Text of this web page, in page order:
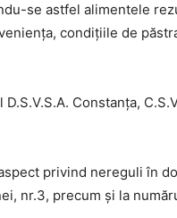
se astfel alimentele
condițiile de
Constanța,
privind nereguli în
nr.3, precum și la